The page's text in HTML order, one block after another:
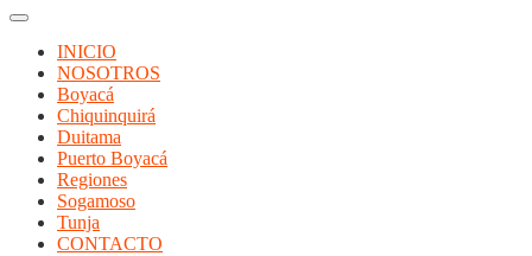
INICIO
NOSOTROS
Boyacá
Chiquinquirá
Duitama
Puerto Boyacá
Regiones
Sogamoso
Tunja
CONTACTO